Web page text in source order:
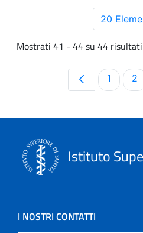
20
Mostrati 41 - 44 su 44
Pagina
1 2
Istituto
I NOSTRI CONTATTI